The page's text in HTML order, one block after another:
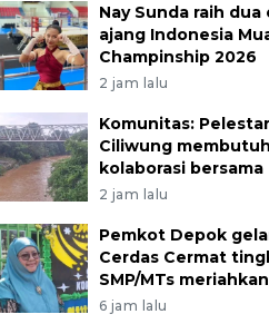
Nay Sunda raih dua
ajang Indonesia
Champinship 2026
2 jam lalu
Komunitas:
Ciliwung
kolaborasi bersama
2 jam lalu
Pemkot Depok
Cerdas Cermat
SMP/MTs
6 jam lalu